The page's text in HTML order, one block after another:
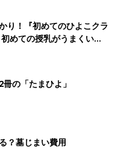
り！『初めてのひよこクラ
めての授乳がうまくい
本と夏のトラブル 解決テ
の「たまひよ」
？墓じまい費用